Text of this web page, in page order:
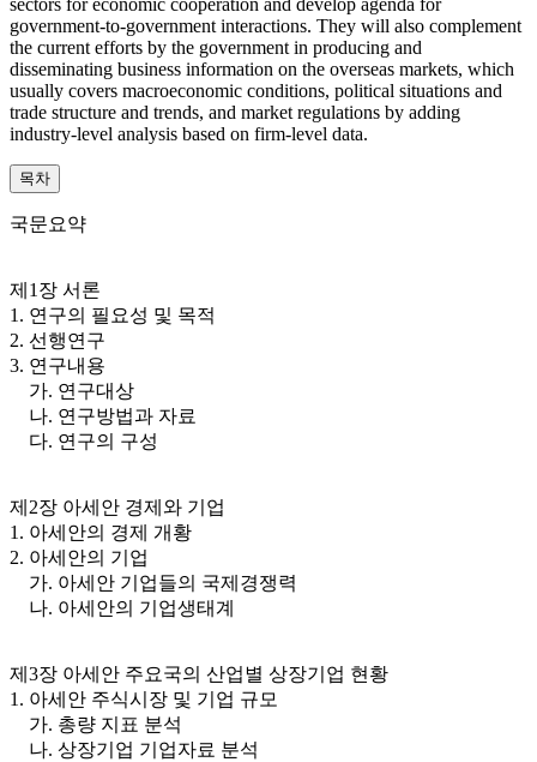
sectors for economic cooperation and develop agenda for
government-to-government interactions. They will also complement
the current efforts by the government in producing and
disseminating business information on the overseas markets, which
usually covers macroeconomic conditions, political situations and
trade structure and trends, and market regulations by adding
industry-level analysis based on firm-level data.
목차
국문요약
제1장 서론
1. 연구의 필요성 및 목적
2. 선행연구
3. 연구내용
가. 연구대상
나. 연구방법과 자료
다. 연구의 구성
제2장 아세안 경제와 기업
1. 아세안의 경제 개황
2. 아세안의 기업
가. 아세안 기업들의 국제경쟁력
나. 아세안의 기업생태계
제3장 아세안 주요국의 산업별 상장기업 현황
1. 아세안 주식시장 및 기업 규모
가. 총량 지표 분석
나. 상장기업 기업자료 분석